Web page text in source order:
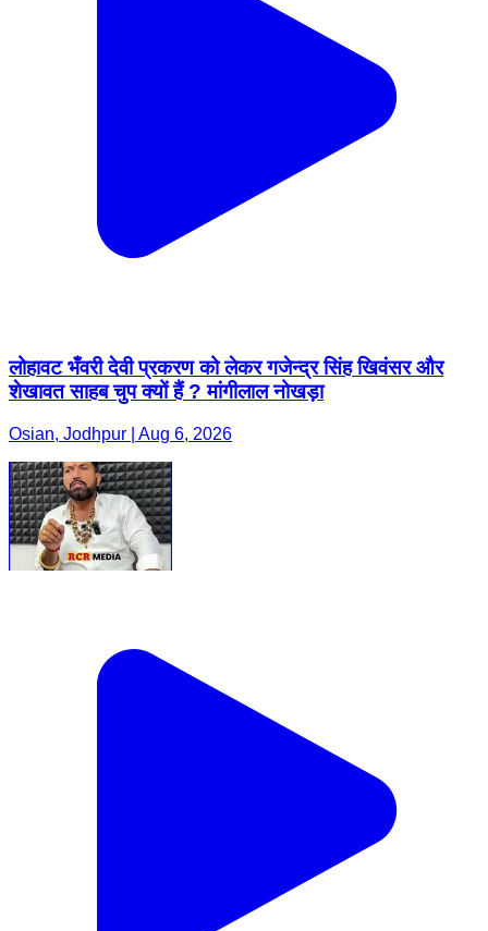
लोहावट भँवरी देवी प्रकरण को लेकर गजेन्द्र सिंह खिवंसर और
शेखावत साहब चुप क्यों हैं ? मांगीलाल नोखड़ा
Osian, Jodhpur | Aug 6, 2026